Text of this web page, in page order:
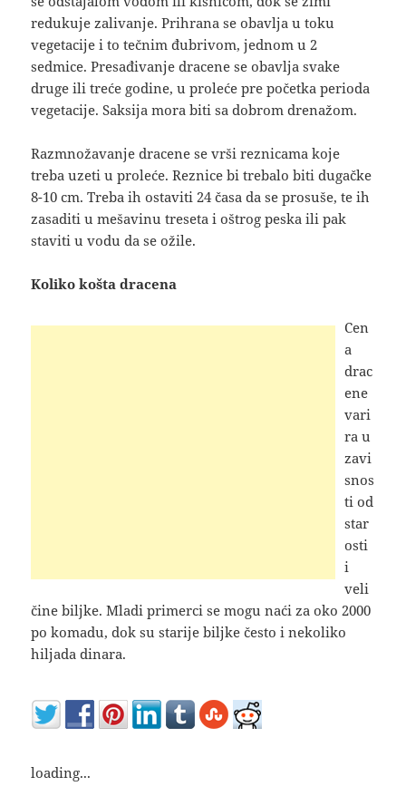
redukuje zalivanje. Prihrana se obavlja u toku
vegetacije i to tečnim đubrivom, jednom u 2
sedmice. Presađivanje dracene se obavlja svake
druge ili treće godine, u proleće pre početka perioda
vegetacije. Saksija mora biti sa dobrom drenažom.
Razmnožavanje dracene se vrši reznicama koje
treba uzeti u proleće. Reznice bi trebalo biti dugačke
8-10 cm. Treba ih ostaviti 24 časa da se prosuše, te ih
zasaditi u mešavinu treseta i oštrog peska ili pak
staviti u vodu da se ožile.
Koliko košta dracena
Cen
a
drac
ene
vari
ra u
zavi
snos
ti od
star
osti
i
veli
čine biljke. Mladi primerci se mogu naći za oko 2000
po komadu, dok su starije biljke često i nekoliko
hiljada dinara.
loading...